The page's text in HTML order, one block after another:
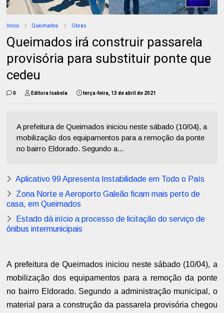
Início Queimados Obras
Queimados irá construir passarela
provisória para substituir ponte que
cedeu
0 Editora Isabela terça-feira, 13 de abril de 2021
A prefeitura de Queimados iniciou neste sábado (10/04), a
mobilização dos equipamentos para a remoção da ponte
no bairro Eldorado. Segundo a...
Aplicativo 99 Apresenta Instabilidade em Todo o País
Zona Norte e Aeroporto Galeão ficam mais perto de
casa, em Queimados
Estado dá início a processo de licitação do serviço de
ônibus intermunicipais
A prefeitura de Queimados iniciou neste sábado (10/04), a
mobilização dos equipamentos para a remoção da ponte
no bairro Eldorado. Segundo a administração municipal, o
material para a construção da passarela provisória chegou